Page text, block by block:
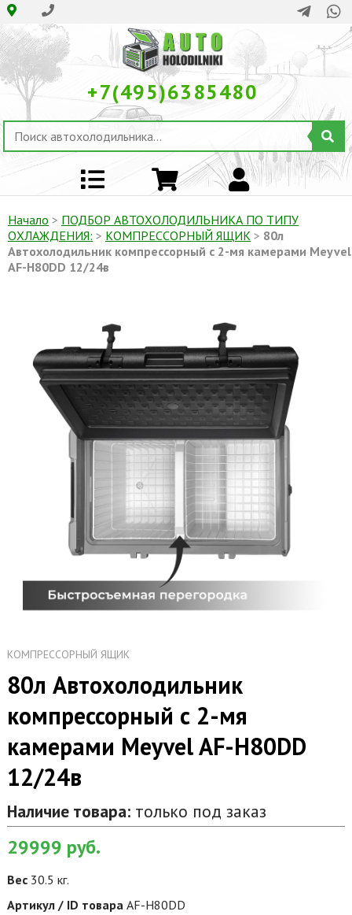
+7(495)6385480
Начало > ПОДБОР АВТОХОЛОДИЛЬНИКА ПО ТИПУ
ОХЛАЖДЕНИЯ: > КОМПРЕССОРНЫЙ ЯЩИК > 80л
Автохолодильник компрессорный с 2-мя камерами Meyvel
AF-H80DD 12/24в
КОМПРЕССОРНЫЙ ЯЩИК
80л Автохолодильник
компрессорный с 2-мя
камерами Meyvel AF-H80DD
12/24в
Наличие товара:только под заказ
29999 руб.
Вес 30.5 кг.
Артикул / ID товара AF-H80DD